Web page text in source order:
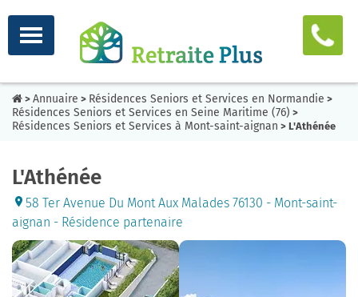
> Annuaire > Résidences Seniors et Services en Normandie >
Résidences Seniors et Services en Seine Maritime (76) >
Résidences Seniors et Services à Mont-saint-aignan > L'Athénée
L'Athénée
58 Ter Avenue Du Mont Aux Malades 76130 - Mont-saint-
aignan - Résidence partenaire